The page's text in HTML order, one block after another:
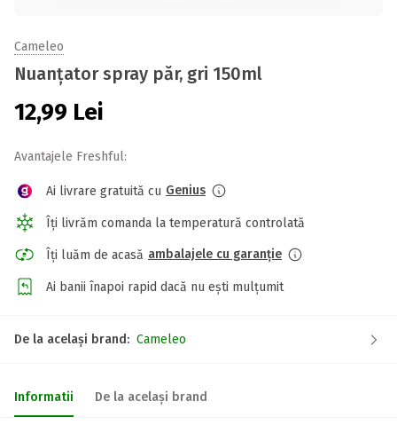
Cameleo
Nuanțator spray păr, gri 150ml
12,99 Lei
Avantajele Freshful:
Ai livrare gratuită cu Genius
Îți livrăm comanda la temperatură controlată
Îți luăm de acasă ambalajele cu garanție
Ai banii înapoi rapid dacă nu ești mulțumit
De la același brand: Cameleo
Informatii De la același brand